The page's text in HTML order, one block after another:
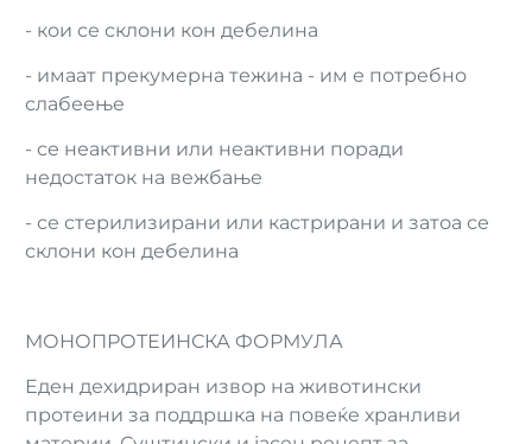
- кои се склони кон дебелина
- имаат прекумерна тежина - им е потребно
слабеење
- се неактивни или неактивни поради
недостаток на вежбање
- се стерилизирани или кастрирани и затоа се
склони кон дебелина
МОНОПРОТЕИНСКА ФОРМУЛА
Еден дехидриран извор на животински
протеини за поддршка на повеќе хранливи